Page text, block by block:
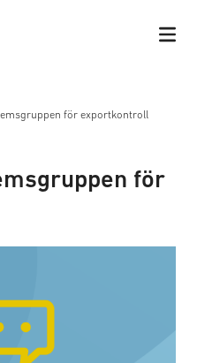
för exportkontroll
för